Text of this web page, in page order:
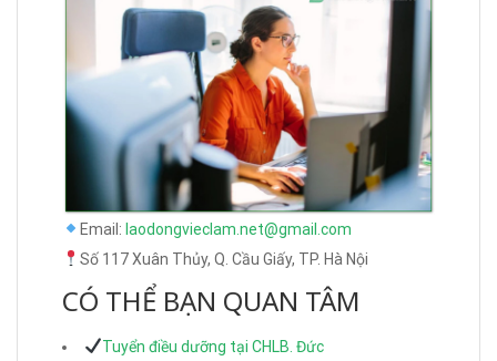
Email: laodongvieclam.net@gmail.com
Số 117 Xuân Thủy, Q. Cầu Giấy, TP. Hà Nội
CÓ THỂ BẠN QUAN TÂM
Tuyển điều dưỡng tại CHLB. Đức